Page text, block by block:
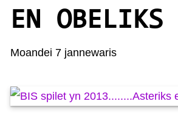
EN OBELIKS
Moandei 7 jannewaris